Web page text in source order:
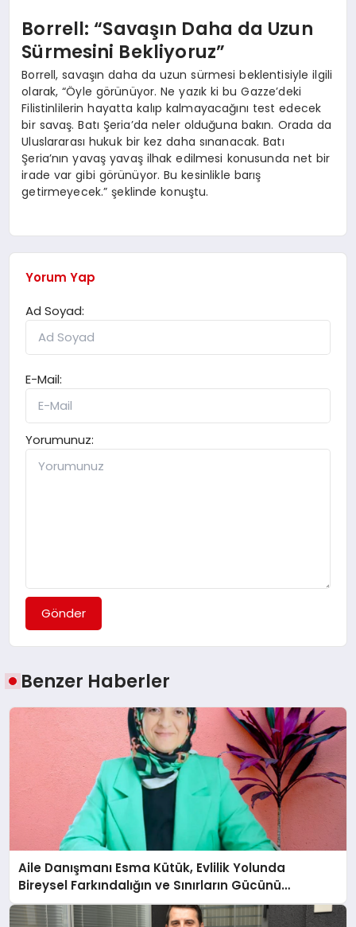
Borrell: “Savaşın Daha da Uzun
Sürmesini Bekliyoruz”
Borrell, savaşın daha da uzun sürmesi beklentisiyle ilgili
olarak, “Öyle görünüyor. Ne yazık ki bu Gazze’deki
Filistinlilerin hayatta kalıp kalmayacağını test edecek
bir savaş. Batı Şeria’da neler olduğuna bakın. Orada da
Uluslararası hukuk bir kez daha sınanacak. Batı
Şeria’nın yavaş yavaş ilhak edilmesi konusunda net bir
irade var gibi görünüyor. Bu kesinlikle barış
getirmeyecek.” şeklinde konuştu.
Yorum Yap
Ad Soyad:
E-Mail:
Yorumunuz:
Gönder
Benzer Haberler
Aile Danışmanı Esma Kütük, Evlilik Yolunda
Bireysel Farkındalığın ve Sınırların Gücünü
Anlatıyor